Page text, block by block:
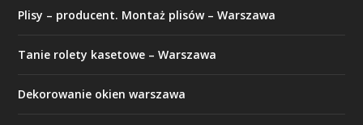
Plisy – producent. Montaż plisów – Warszawa
Tanie rolety kasetowe – Warszawa
Dekorowanie okien warszawa